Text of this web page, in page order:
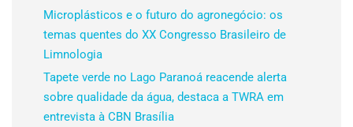
Microplásticos e o futuro do agronegócio: os
temas quentes do XX Congresso Brasileiro de
Limnologia
Tapete verde no Lago Paranoá reacende alerta
sobre qualidade da água, destaca a TWRA em
entrevista à CBN Brasília